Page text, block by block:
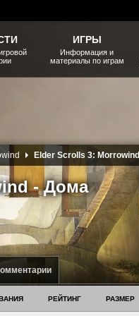
- Дома
Elder Scrolls 3: Morrowind
РЕЙТИНГ РАЗМЕР
ИГРЫ
Информация и
материалы по играм